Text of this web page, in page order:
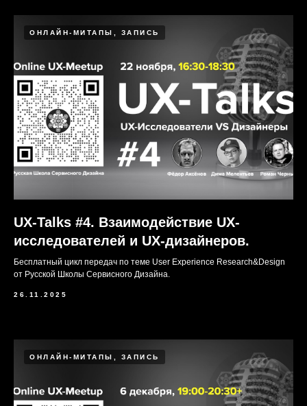
ОНЛАЙН-МИТАПЫ, ЗАПИСЬ
UX-Talks #4. Взаимодействие UX-
исследователей и UX-дизайнеров.
Бесплатный цикл передач по теме User Experience Research&Design
от Русской Школы Сервисного Дизайна.
26.11.2025
ОНЛАЙН-МИТАПЫ, ЗАПИСЬ